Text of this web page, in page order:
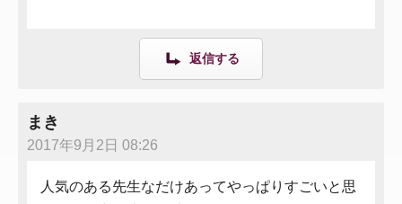
返信する
まき
2017年9月2日 08:26
人気のある先生なだけあってやっぱりすごいと思